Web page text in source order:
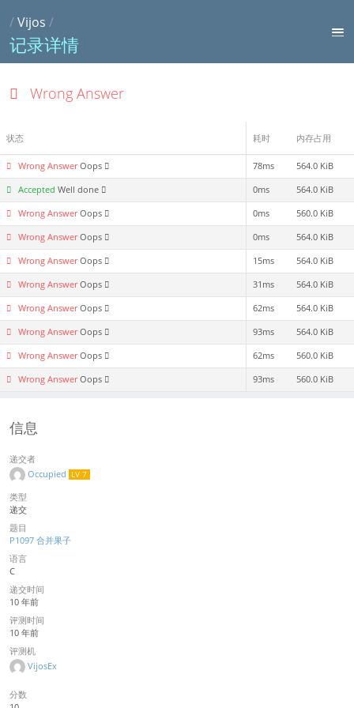
/Vijos /
记录详情
Wrong Answer
状态 耗时 内存占用
Wrong AnswerOops 78ms 564.0 KiB
AcceptedWell done 0ms 564.0 KiB
Wrong AnswerOops 0ms 560.0 KiB
Wrong AnswerOops 0ms 564.0 KiB
Wrong AnswerOops 15ms 564.0 KiB
Wrong AnswerOops 31ms 564.0 KiB
Wrong AnswerOops 62ms 564.0 KiB
Wrong AnswerOops 93ms 564.0 KiB
Wrong AnswerOops 62ms 560.0 KiB
Wrong AnswerOops 93ms 560.0 KiB
信息
递交者
Occupied LV 7
类型
递交
题目
P1097 合并果子
语言
C
递交时间
10 年前
评测时间
10 年前
评测机
VijosEx
分数